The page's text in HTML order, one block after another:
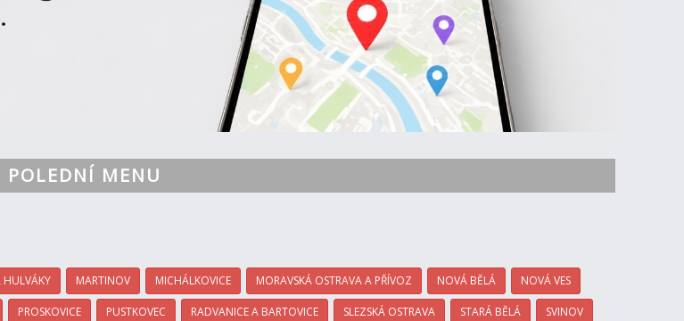
POLEDNÍ MENU
HULVÁKY MARTINOV MICHÁLKOVICE MORAVSKÁ OSTRAVA A PŘÍVOZ NOVÁ BĚLÁ NOVÁ VES
PROSKOVICE PUSTKOVEC RADVANICE A BARTOVICE SLEZSKÁ OSTRAVA STARÁ BĚLÁ SVINOV